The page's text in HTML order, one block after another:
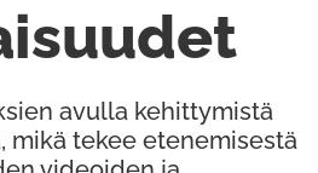
avulla kehittymistä
mikä tekee etenemisestä